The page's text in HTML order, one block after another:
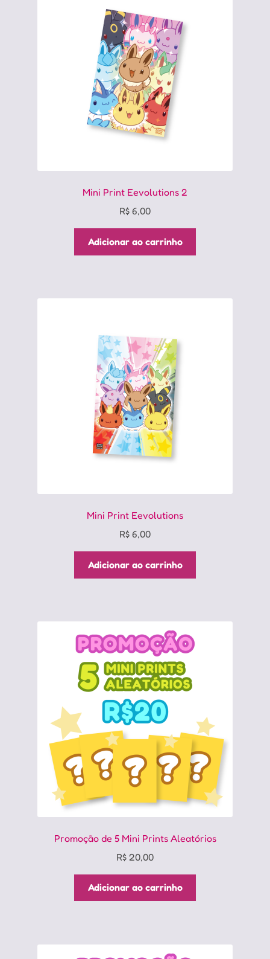
Mini Print Eevolutions 2
R$ 6,00
Adicionar ao carrinho
Mini Print Eevolutions
R$ 6,00
Adicionar ao carrinho
Promoção de 5 Mini Prints Aleatórios
R$ 20,00
Adicionar ao carrinho